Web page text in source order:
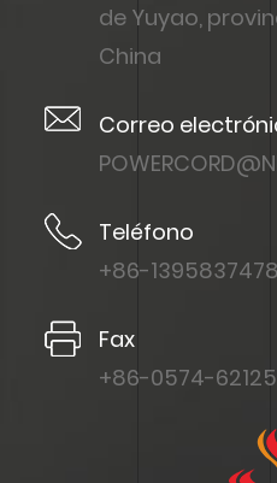
de Yuyao,
China
Correo
Teléfono
+86-
Fax
+86-0574-